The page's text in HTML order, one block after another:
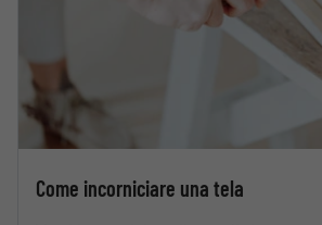
Come incorniciare una tela